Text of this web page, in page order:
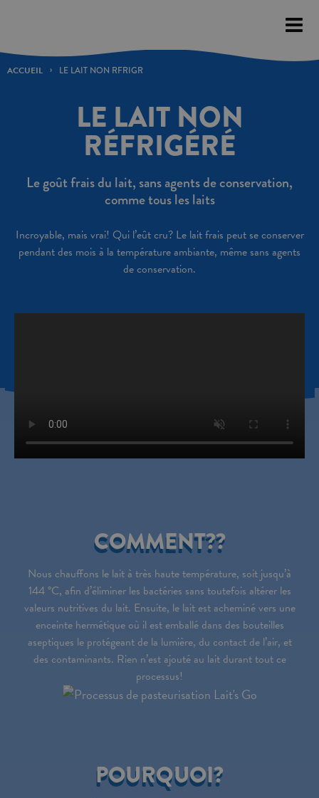
This
website
ACCUEIL LE LAIT NON RFRIGR
LE LAIT NON
RÉFRIGÉRÉ
Le goût frais du lait, sans agents de conservation,
comme tous les laits
Incroyable, mais vrai! Qui l’eût cru? Le lait frais peut se conserver
pendant des mois à la température ambiante, même sans agents
de conservation.
COMMENT??
Nous chauffons le lait à très haute température, soit jusqu’à
144 °C, afin d’éliminer les bactéries sans toutefois altérer les
valeurs nutritives du lait. Ensuite, le lait est acheminé vers une
enceinte hermétique où il est emballé dans des bouteilles
aseptiques le protégeant de la lumière, du contact de l’air, et
des contaminants. Rien n’est ajouté au lait durant tout ce
processus!
POURQUOI?